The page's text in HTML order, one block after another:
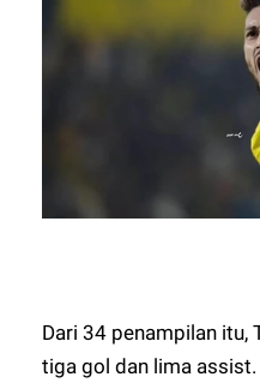
Dari 34 penampilan itu,
tiga gol dan lima